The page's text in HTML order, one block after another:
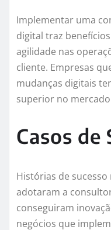
Implementar uma
digital traz
agilidade nas
cliente. Empresas
mudanças digitais
superior no
Casos de
Histórias de
adotaram a
conseguiram
negócios que